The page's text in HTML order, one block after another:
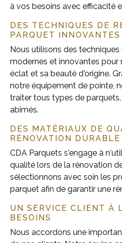
à vos besoins avec efficacité
DES TECHNIQUES DE
PARQUET INNOVANTES
Nous utilisons des
modernes et innovantes
éclat et sa beauté d'origine.
notre équipement de pointe,
traiter tous types de
abîmés.
DES MATÉRIAUX DE
RÉNOVATION DURABLE
CDA Parquets s'engage à
qualité lors de la rénovation
sélectionnons avec soin les
parquet afin de garantir une
UN SERVICE CLIENT À
BESOINS
Nous accordons une